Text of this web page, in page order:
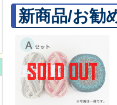
新商品/お勧